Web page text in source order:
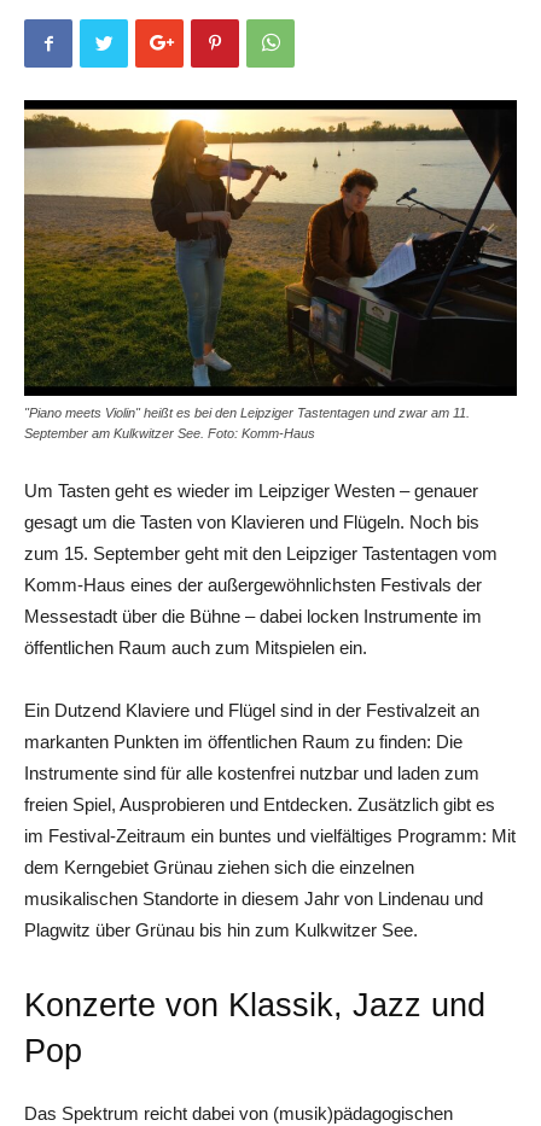
"Piano meets Violin" heißt es bei den Leipziger Tastentagen und zwar am 11.
September am Kulkwitzer See. Foto: Komm-Haus
Um Tasten geht es wieder im Leipziger Westen – genauer
gesagt um die Tasten von Klavieren und Flügeln. Noch bis
zum 15. September geht mit den Leipziger Tastentagen vom
Komm-Haus eines der außergewöhnlichsten Festivals der
Messestadt über die Bühne – dabei locken Instrumente im
öffentlichen Raum auch zum Mitspielen ein.
Ein Dutzend Klaviere und Flügel sind in der Festivalzeit an
markanten Punkten im öffentlichen Raum zu finden: Die
Instrumente sind für alle kostenfrei nutzbar und laden zum
freien Spiel, Ausprobieren und Entdecken. Zusätzlich gibt es
im Festival-Zeitraum ein buntes und vielfältiges Programm: Mit
dem Kerngebiet Grünau ziehen sich die einzelnen
musikalischen Standorte in diesem Jahr von Lindenau und
Plagwitz über Grünau bis hin zum Kulkwitzer See.
Konzerte von Klassik, Jazz und
Pop
Das Spektrum reicht dabei von (musik)pädagogischen